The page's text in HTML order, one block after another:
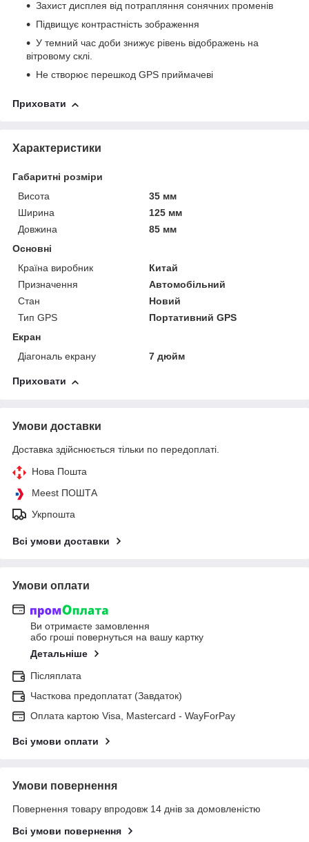
Захист дисплея від потрапляння сонячних променів
Підвищує контрастність зображення
У темний час доби знижує рівень відображень на
вітровому склі.
Не створює перешкод GPS приймачеві
Приховати
Характеристики
Габаритні розміри
Висота
35 мм
Ширина
125 мм
Довжина
85 мм
Основні
Країна виробник
Китай
Призначення
Автомобільний
Стан
Новий
Тип GPS
Портативний GPS
Екран
Діагональ екрану
7 дюйм
Приховати
Умови доставки
Доставка здійснюється тільки по передоплаті.
Нова Пошта
Meest ПОШТА
Укрпошта
Всі умови доставки
Умови оплати
Ви отримаєте замовлення
або гроші повернуться на вашу картку
Детальніше
Післяплата
Часткова предоплатат (Завдаток)
Оплата картою Visa, Mastercard - WayForPay
Всі умови оплати
Умови повернення
Повернення товару впродовж 14 днів за домовленістю
Всі умови повернення